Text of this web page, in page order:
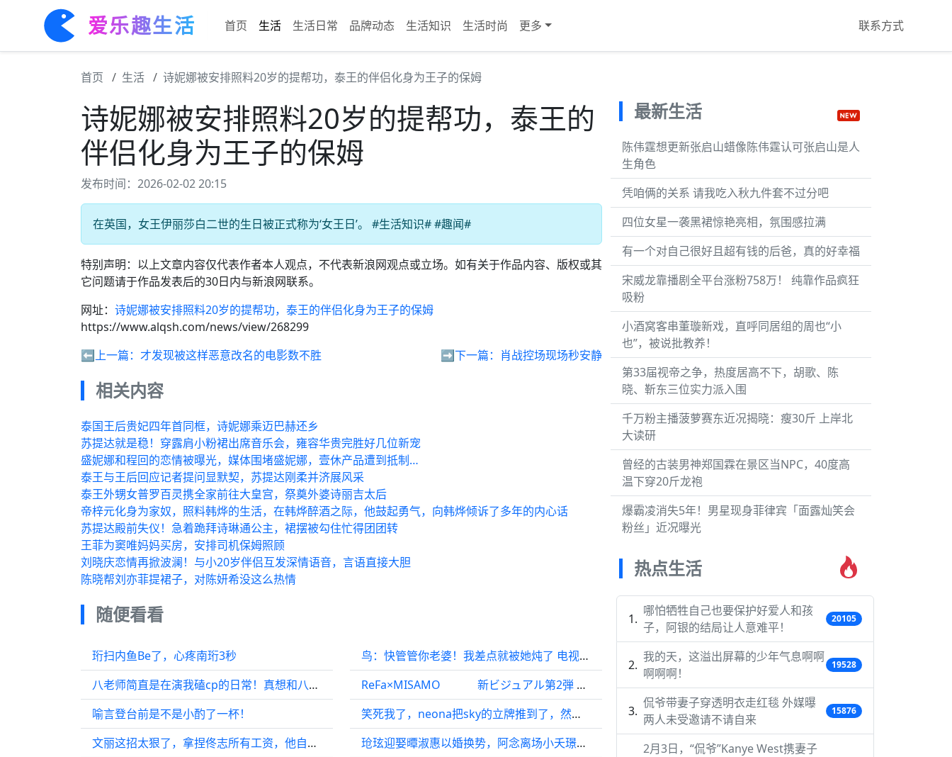
爱乐趣生活 首页 生活 生活日常 品牌动态 生活知识 生活时尚 更多 联系方式
首页 生活 诗妮娜被安排照料20岁的提帮功，泰王的伴侣化身为王子的保姆
诗妮娜被安排照料20岁的提帮功，泰王的
伴侣化身为王子的保姆
发布时间：2026-02-02 20:15
在英国，女王伊丽莎白二世的生日被正式称为‘女王日’。 #生活知识# #趣闻#
特别声明：以上文章内容仅代表作者本人观点，不代表新浪网观点或立场。如有关于作品内容、版权或其
它问题请于作品发表后的30日内与新浪网联系。
网址： 诗妮娜被安排照料20岁的提帮功，泰王的伴侣化身为王子的保姆
https://www.alqsh.com/news/view/268299
⬅️上一篇： 才发现被这样恶意改名的电影数不胜 ➡️下一篇： 肖战控场现场秒安静
相关内容
泰国王后贵妃四年首同框，诗妮娜乘迈巴赫还乡
苏提达就是稳！穿露肩小粉裙出席音乐会，雍容华贵完胜好几位新宠
盛妮娜和程回的恋情被曝光，媒体围堵盛妮娜，壹休产品遭到抵制…
泰王与王后回应记者提问显默契，苏提达刚柔并济展风采
泰王外甥女普罗百灵携全家前往大皇宫，祭奠外婆诗丽吉太后
帝梓元化身为家奴，照料韩烨的生活，在韩烨醉酒之际，他鼓起勇气，向韩烨倾诉了多年的内心话
苏提达殿前失仪！急着跪拜诗琳通公主，裙摆被勾住忙得团团转
王菲为窦唯妈妈买房，安排司机保姆照顾
刘晓庆恋情再掀波澜！与小20岁伴侣互发深情语音，言语直接大胆
陈晓帮刘亦菲提裙子，对陈妍希没这么热情
随便看看
珩扫内鱼Be了，心疼南珩3秒
八老师简直是在演我磕cp的日常！真想和八老师彻夜长谈！ 率宽 seventeen
喻言登台前是不是小酌了一杯！
文丽这招太狠了，拿捏佟志所有工资，他自觉收敛不勾搭李天骄
鸟：快管管你老婆！我差点就被她炖了 电视剧逐玉
ReFa×MISAMO 新ビジュアル第2弾 本日解禁
笑死我了，neona把sky的立牌推到了，然后自己逃跑了 isariya93
玱玹迎娶曋淑惠以婚换势，阿念离场小夭璟各怀心事
最新生活
陈伟霆想更新张启山蜡像陈伟霆认可张启山是人
生角色
凭咱俩的关系 请我吃入秋九件套不过分吧
四位女星一袭黑裙惊艳亮相，氛围感拉满
有一个对自己很好且超有钱的后爸，真的好幸福
宋威龙靠播剧全平台涨粉758万！ 纯靠作品疯狂
吸粉
小酒窝客串董璇新戏，直呼同居组的周也“小
也”，被说批教养！
第33届视帝之争，热度居高不下，胡歌、陈
晓、靳东三位实力派入围
千万粉主播菠萝赛东近况揭晓：瘦30斤 上岸北
大读研
曾经的古装男神郑国霖在景区当NPC，40度高
温下穿20斤龙袍
爆霸凌消失5年！男星现身菲律宾「面露灿笑会
粉丝」近况曝光
热点生活
哪怕牺牲自己也要保护好爱人和孩
子，阿银的结局让人意难平！
20105
我的天，这溢出屏幕的少年气息啊啊
啊啊啊！
19528
侃爷带妻子穿透明衣走红毯 外媒曝
两人未受邀请不请自来
15876
2月3日，“侃爷”Kanye West携妻子